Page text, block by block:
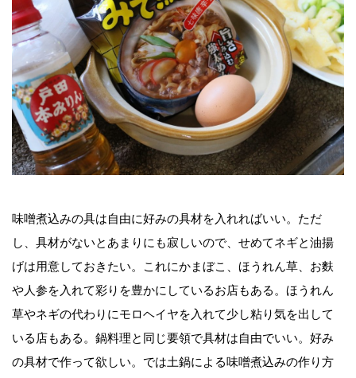
味噌煮込みの具は自由に好みの具材を入れればいい。ただ
し、具材がないとあまりにも寂しいので、せめてネギと油揚
げは用意しておきたい。これにかまぼこ、ほうれん草、お麩
や人参を入れて彩りを豊かにしているお店もある。ほうれん
草やネギの代わりにモロヘイヤを入れて少し粘り気を出して
いる店もある。鍋料理と同じ要領で具材は自由でいい。好み
の具材で作って欲しい。では土鍋による味噌煮込みの作り方